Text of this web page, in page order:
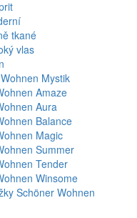
tkané
vlas
Mystik
Amaze
Aura
Balance
Magic
Summer
Tender
Winsome
Schöner Wohnen